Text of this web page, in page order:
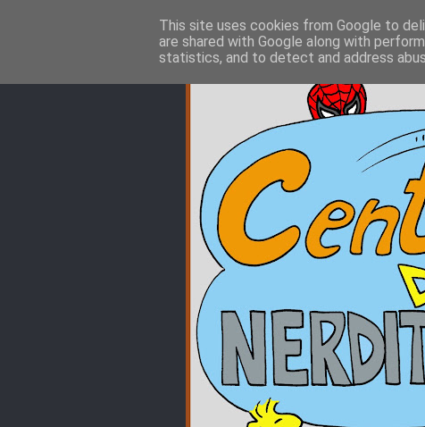
This site uses cookies from Google to
are shared with Google along with
statistics, and to detect and address